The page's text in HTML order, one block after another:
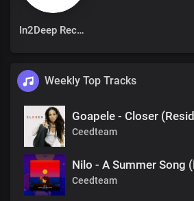
In2Deep Records
Weekly Top Tracks
Ceedteam
Ceedteam